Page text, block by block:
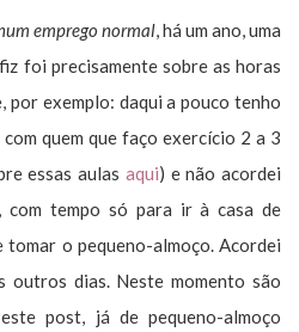
emprego normal, há um ano, uma
foi precisamente sobre as horas
por exemplo: daqui a pouco tenho
quem que faço exercício 2 a 3
essas aulas aqui) e não acordei
com tempo só para ir à casa de
o pequeno-almoço. Acordei
outros dias. Neste momento são
post, já de pequeno-almoço